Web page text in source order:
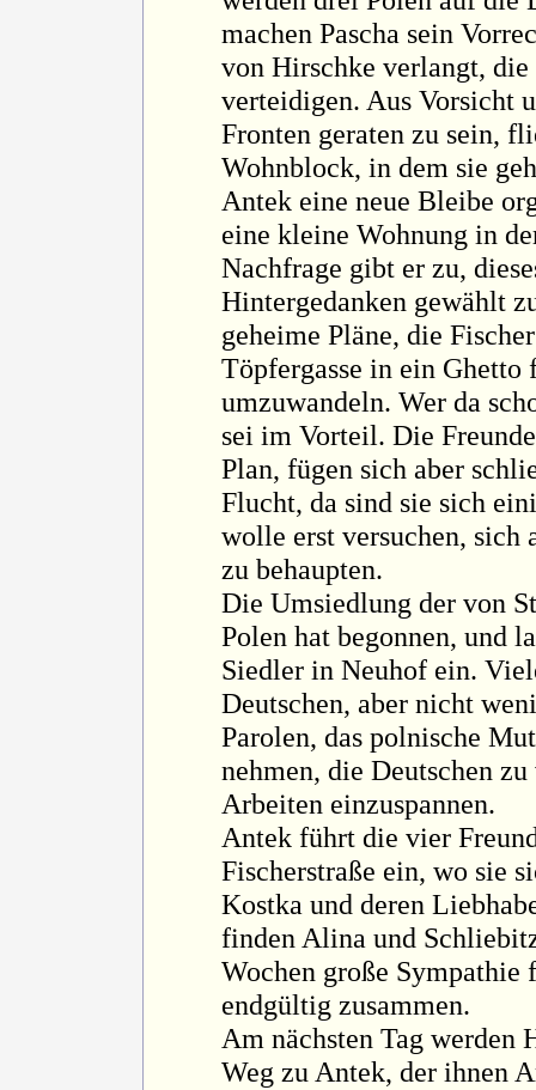
machen Pascha sein
von Hirschke verlangt,
verteidigen. Aus Vorsicht
Fronten geraten zu sein,
Wohnblock, in dem sie
Antek eine neue Bleibe
eine kleine Wohnung in
Nachfrage gibt er zu,
Hintergedanken gewählt
geheime Pläne, die
Töpfergasse in ein Ghetto
umzuwandeln. Wer da
sei im Vorteil. Die
Plan, fügen sich aber
Flucht, da sind sie sich
wolle erst versuchen, sich
zu behaupten.
Die Umsiedlung der von
Polen hat begonnen, und
Siedler in Neuhof ein.
Deutschen, aber nicht
Parolen, das polnische
nehmen, die Deutschen
Arbeiten einzuspannen.
Antek führt die vier
Fischerstraße ein, wo sie
Kostka und deren
finden Alina und
Wochen große
endgültig zusammen.
Am nächsten Tag werden
Weg zu Antek, der ihnen